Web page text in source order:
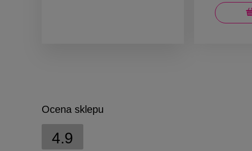
Ocena sklepu
4.9